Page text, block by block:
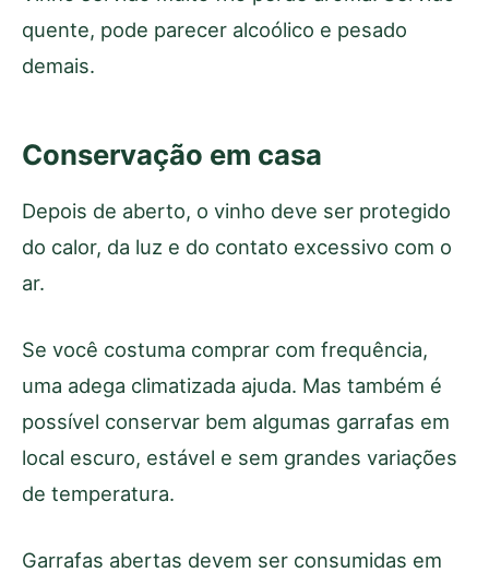
quente, pode parecer alcoólico e pesado
demais.
Conservação em casa
Depois de aberto, o vinho deve ser protegido
do calor, da luz e do contato excessivo com o
ar.
Se você costuma comprar com frequência,
uma adega climatizada ajuda. Mas também é
possível conservar bem algumas garrafas em
local escuro, estável e sem grandes variações
de temperatura.
Garrafas abertas devem ser consumidas em